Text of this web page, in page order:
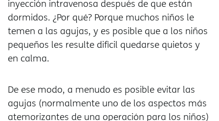
inyección intravenosa después de que están
dormidos. ¿Por qué? Porque muchos niños le
temen a las agujas, y es posible que a los niños
pequeños les resulte difícil quedarse quietos y
en calma.
De ese modo, a menudo es posible evitar las
agujas (normalmente uno de los aspectos más
atemorizantes de una operación para los niños)